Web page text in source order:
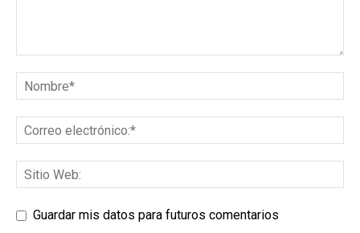
Guardar mis datos para futuros comentarios